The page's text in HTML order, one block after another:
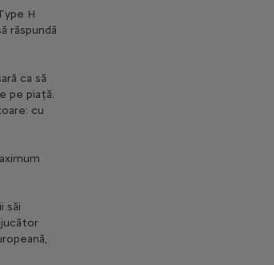
H
răspundă
ca să
pe piață.
cu
săi